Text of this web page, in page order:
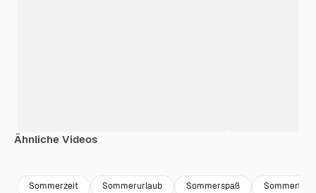
Ähnliche Videos
Sommerzeit Sommerurlaub Sommerspaß Sommerfest